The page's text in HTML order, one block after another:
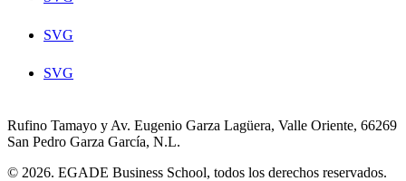
SVG
SVG
Rufino Tamayo y Av. Eugenio Garza Lagüera, Valle Oriente, 66269
San Pedro Garza García, N.L.
© 2026. EGADE Business School, todos los derechos reservados.